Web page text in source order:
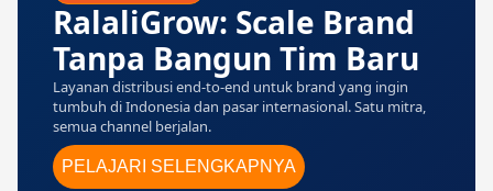
RalaliGrow: Scale Brand
Tanpa Bangun Tim Baru
Layanan distribusi end-to-end untuk brand yang ingin
tumbuh di Indonesia dan pasar internasional. Satu mitra,
semua channel berjalan.
PELAJARI SELENGKAPNYA